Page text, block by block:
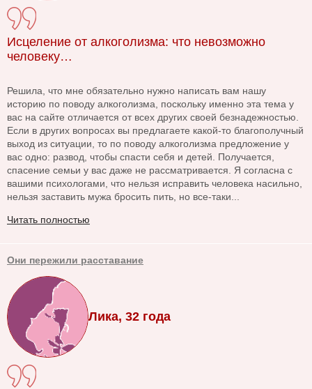
Исцеление от алкоголизма: что невозможно
человеку…
Решила, что мне обязательно нужно написать вам нашу
историю по поводу алкоголизма, поскольку именно эта тема у
вас на сайте отличается от всех других своей безнадежностью.
Если в других вопросах вы предлагаете какой-то благополучный
выход из ситуации, то по поводу алкоголизма предложение у
вас одно: развод, чтобы спасти себя и детей. Получается,
спасение семьи у вас даже не рассматривается. Я согласна с
вашими психологами, что нельзя исправить человека насильно,
нельзя заставить мужа бросить пить, но все-таки...
Читать полностью
Они пережили расставание
Лика, 32 года